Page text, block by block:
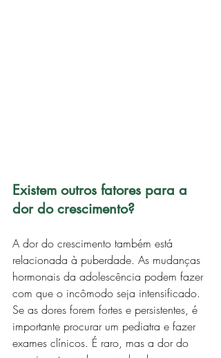
Existem outros fatores para a
dor do crescimento?
A dor do crescimento também está
relacionada à puberdade. As mudanças
hormonais da adolescência podem fazer
com que o incômodo seja intensificado.
Se as dores forem fortes e persistentes, é
importante procurar um pediatra e fazer
exames clínicos. É raro, mas a dor do